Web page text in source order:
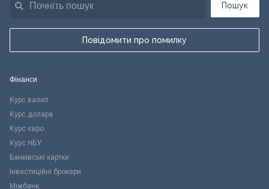
Пошук
Повідомити про помилку
Фінанси
Курс валют
Курс долара
Курс євро
Курс НБУ
Банківські картки
Інвестиційні брокери
Міжбанк